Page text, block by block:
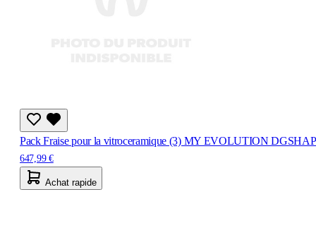
Pack Fraise pour la vitroceramique (3) MY EVOLUTION
647,99 €
Achat rapide